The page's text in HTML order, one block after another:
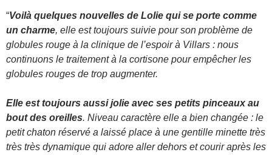
“Voilà quelques nouvelles de Lolie qui se porte comme
un charme, elle est toujours suivie pour son problème de
globules rouge à la clinique de l’espoir à Villars : nous
continuons le traitement à la cortisone pour empêcher les
globules rouges de trop augmenter.
Elle est toujours aussi jolie avec ses petits pinceaux au
bout des oreilles. Niveau caractère elle a bien changée : le
petit chaton réservé a laissé place à une gentille minette très
très très dynamique qui adore aller dehors et courir après les